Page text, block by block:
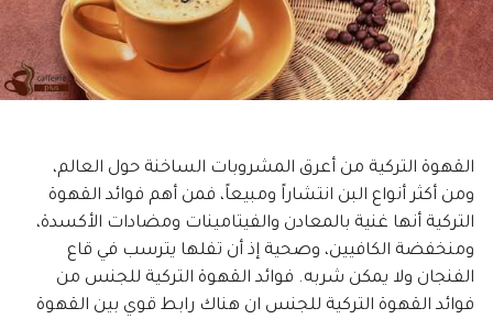
القهوة التركية من أعرق المشروبات الساخنة حول العالم،
ومن أكثر أنواع البن انتشاراً ومبيعاً، فمن أهم فوائد القهوة
التركية أنها غنية بالمعادن والفيتامينات ومضادات الأكسدة،
ومنخفضة الكافيين، وصحية إذ أن تفلها يترسب في قاع
الفنجان ولا يمكن شربه. فوائد القهوة التركية للجنس من
فوائد القهوة التركية للجنس ان هناك رابط قوي بين القهوة